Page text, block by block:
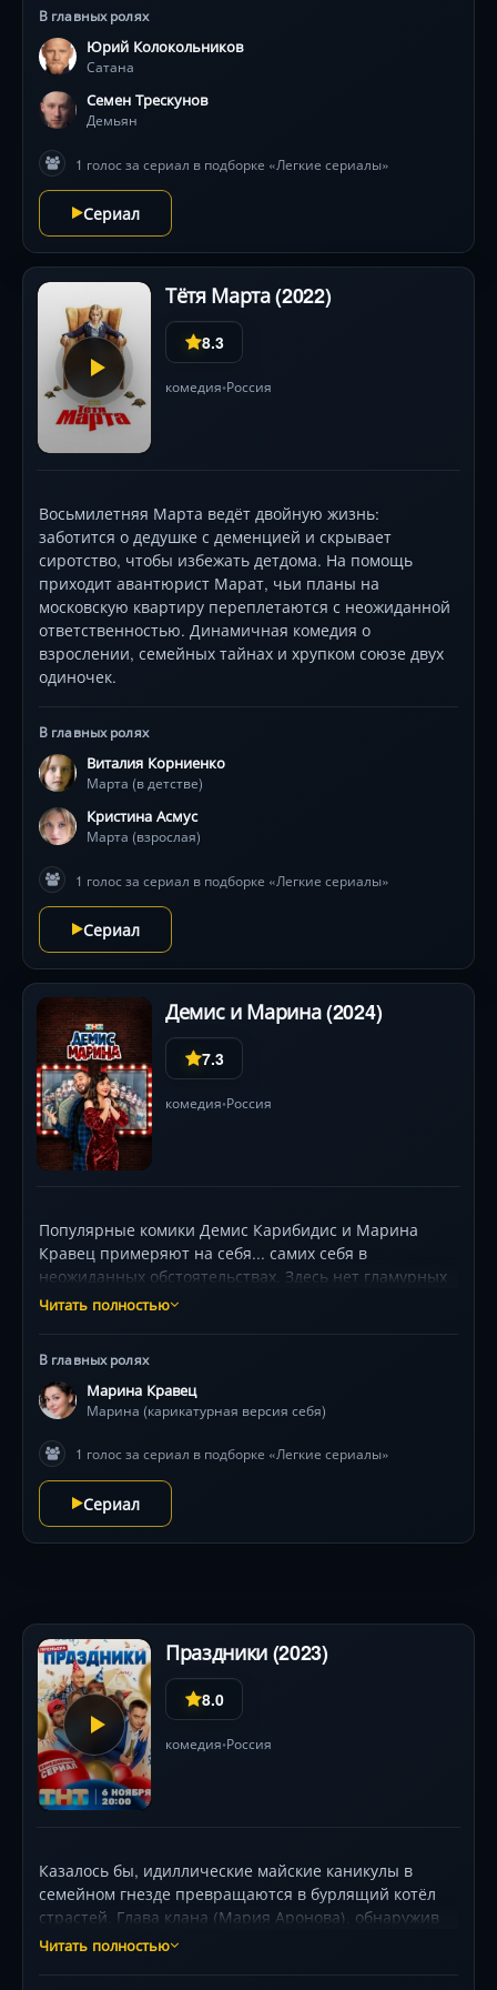
земными родственниками, ведь иначе у него не
получится осуществить задуманное.
В главных ролях
Юрий Колокольников
Сатана
Семен Трескунов
Демьян
1 голос за сериал в подборке «Легкие сериалы»
Сериал
Тётя Марта (2022)
8.3
комедия•Россия
Восьмилетняя Марта ведёт двойную жизнь:
заботится о дедушке с деменцией и скрывает
сиротство, чтобы избежать детдома. На помощь
приходит авантюрист Марат, чьи планы на
московскую квартиру переплетаются с неожиданной
ответственностью. Динамичная комедия о
взрослении, семейных тайнах и хрупком союзе двух
одиночек.
В главных ролях
Виталия Корниенко
Марта (в детстве)
Кристина Асмус
Марта (взрослая)
1 голос за сериал в подборке «Легкие сериалы»
Сериал
Демис и Марина (2024)
7.3
комедия•Россия
Популярные комики Демис Карибидис и Марина
Кравец примеряют на себя... самих себя в
неожиданных обстоятельствах. Здесь нет гламурных
премьер — только честные и смешные столкновения
калейдоскоп мини-историй, где самоирония
становится суперсилой, а диалоги искрятся
импровизацией. Как юмор помогает звёздам решать
межпоколенческие конфликты и спасаться от
бытовухи? Смотрите, как харизматичные герои
превращают рутину в феерию абсурда, не раскрывая
всех карт!
Читать полностью
В главных ролях
Марина Кравец
Марина (карикатурная версия себя)
1 голос за сериал в подборке «Легкие сериалы»
Сериал
Праздники (2023)
8.0
комедия•Россия
Казалось бы, идиллические майские каникулы в
семейном гнезде превращаются в бурлящий котёл
страстей. Глава клана (Мария Аронова), обнаружив
старую измену мужа (Виталий Хаев), планирует
Читать полностью